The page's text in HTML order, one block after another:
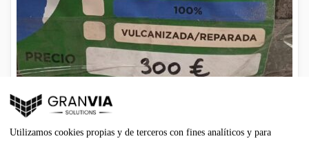
MICHELIN 380/80R38
Utilizamos cookies propias y de terceros con fines analíticos y para